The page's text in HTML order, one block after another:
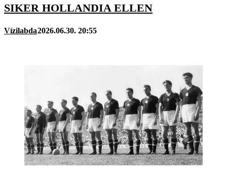
SIKER HOLLANDIA ELLEN
Vízilabda2026.06.30. 20:55